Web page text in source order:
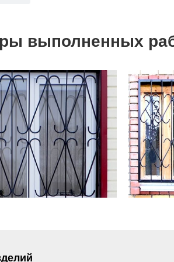
выполненных